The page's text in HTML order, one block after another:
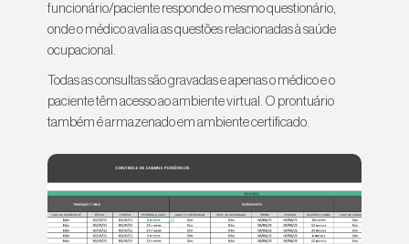
funcionário/paciente responde o mesmo questionário,
onde o médico avalia as questões relacionadas à saúde
ocupacional.
Todas as consultas são gravadas e apenas o médico e o
paciente têm acesso ao ambiente virtual. O prontuário
também é armazenado em ambiente certificado.